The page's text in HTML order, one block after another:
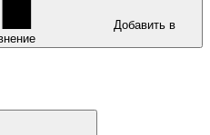
Добавить в